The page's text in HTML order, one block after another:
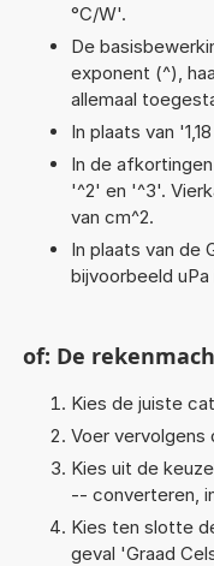
°C/W'.
De
exponent (^),
allemaal
In plaats van
In de
'^2' en '^3'.
van cm^2.
In plaats van de
bijvoorbeeld uPa
of: De
Kies de juiste
Voer
Kies uit de
-- converteren,
Kies ten slotte
geval 'Graad